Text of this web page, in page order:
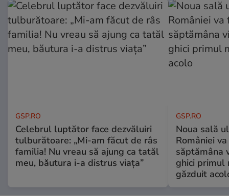
GSP.RO
Celebrul luptător face dezvăluiri
tulburătoare: „Mi-am făcut de râs
familia! Nu vreau să ajung ca tatăl
meu, băutura i-a distrus viața”
GSP.RO
Noua sală
României
săptămâna
ghici primul
găzduit